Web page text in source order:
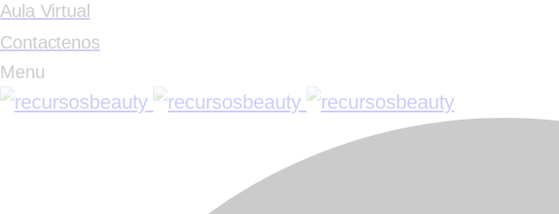
Aula Virtual
Contactenos
Menu